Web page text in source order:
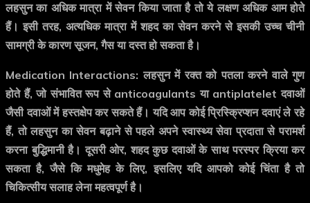
लहसुन का अधिक मात्रा में सेवन किया जाता है तो ये लक्षण अधिक आम होते
हैं। इसी तरह, अत्यधिक मात्रा में शहद का सेवन करने से इसकी उच्च चीनी
सामग्री के कारण सूजन, गैस या दस्त हो सकता है।
Medication Interactions: लहसुन में रक्त को पतला करने वाले गुण
होते हैं, जो संभावित रूप से anticoagulants या antiplatelet दवाओं
जैसी दवाओं में हस्तक्षेप कर सकते हैं। यदि आप कोई प्रिस्क्रिप्शन दवाएं ले रहे
हैं, तो लहसुन का सेवन बढ़ाने से पहले अपने स्वास्थ्य सेवा प्रदाता से परामर्श
करना बुद्धिमानी है। दूसरी ओर, शहद कुछ दवाओं के साथ परस्पर क्रिया कर
सकता है, जैसे कि मधुमेह के लिए, इसलिए यदि आपको कोई चिंता है तो
चिकित्सीय सलाह लेना महत्वपूर्ण है।